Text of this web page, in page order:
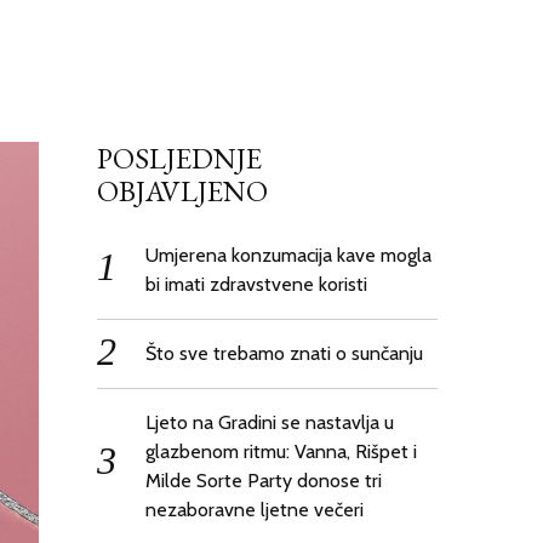
POSLJEDNJE
OBJAVLJENO
Umjerena konzumacija kave mogla
bi imati zdravstvene koristi
Što sve trebamo znati o sunčanju
Ljeto na Gradini se nastavlja u
glazbenom ritmu: Vanna, Rišpet i
Milde Sorte Party donose tri
nezaboravne ljetne večeri